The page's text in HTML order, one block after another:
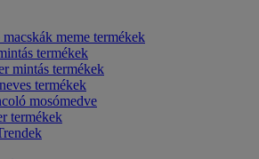
meme termékek
termékek
mintás termékek
termékek
mosómedve
termékek